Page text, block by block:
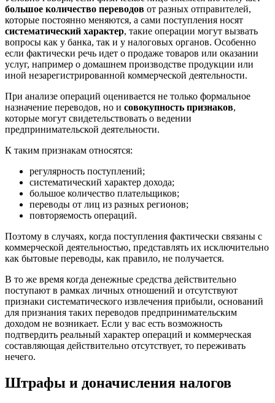
большое количество переводов от разных отправителей,
которые постоянно меняются, а сами поступления носят
систематический характер, такие операции могут вызвать
вопросы как у банка, так и у налоговых органов. Особенно
если фактически речь идет о продаже товаров или оказании
услуг, например о домашнем производстве продукции или
иной незарегистрированной коммерческой деятельности.
При анализе операций оценивается не только формальное
назначение переводов, но и совокупность признаков,
которые могут свидетельствовать о ведении
предпринимательской деятельности.
К таким признакам относятся:
регулярность поступлений;
систематический характер дохода;
большое количество плательщиков;
переводы от лиц из разных регионов;
повторяемость операций.
Поэтому в случаях, когда поступления фактически связаны с
коммерческой деятельностью, представлять их исключительно
как бытовые переводы, как правило, не получается.
В то же время когда денежные средства действительно
поступают в рамках личных отношений и отсутствуют
признаки систематического извлечения прибыли, оснований
для признания таких переводов предпринимательским
доходом не возникает. Если у вас есть возможность
подтвердить реальный характер операций и коммерческая
составляющая действительно отсутствует, то переживать
нечего.
Штрафы и доначисления налогов